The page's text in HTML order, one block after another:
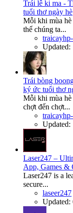
Trái lê ki ma -
tuổi thơ ngày hè
Mỗi khi mùa hè
thể chúng ta...
Updated:
Trái bòng
ký ức tuổi thơ
Mỗi khi mùa hè
chợt đến chợt...
Updated:
Laser247 –
App, Games &
Laser247 is a
secure...
laseer247
Updated: